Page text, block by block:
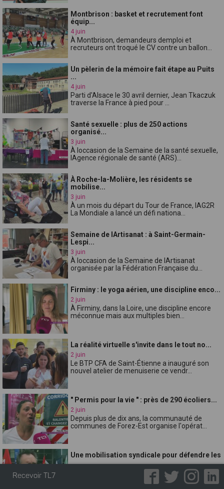
Montbrison : basket et recrutement font
équip...
4 juin
À Montbrison, demandeurs demploi et
recruteurs ont troqué le CV contre un ballon...
Un pèlerin de la mémoire fait étape au Puits
...
4 juin
Parti d'Alsace le 30 avril dernier, Jean Tkaczuk
traverse la France à pied pour ...
Santé sexuelle : plus de 250 actions
organisé...
3 juin
À loccasion de la Semaine de la santé sexuelle,
lAgence régionale de santé (ARS)...
À Roche-la-Molière, les résidents se
mobilise...
3 juin
À un mois du départ du Tour de France, lAG2R
La Mondiale a lancé un défi nationa...
Semaine de lArtisanat : à Saint-Germain-
Lespi...
3 juin
À loccasion de la Semaine de lArtisanat
organisée par la Fédération Française du...
Firminy : le yoga aérien, une discipline enco...
2 juin
À Firminy, dans la Loire, une discipline encore
méconnue mais aux multiples bien...
La réalité virtuelle s'invite dans le tout no...
2 juin
Le BTP CFA de Saint-Étienne a inauguré son
nouvel atelier de menuiserie ce vendr...
" Permis pour la vie " : près de 290 écoliers...
2 juin
Depuis plus de dix ans, la communauté de
communes de Forez-Est organise l'opérat...
Une mobilisation syndicale pour défendre les
...
Réunis ce mardi matin devant la Direction des
Recevoir TL7